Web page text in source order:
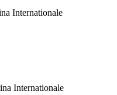
Internationale
Internationale